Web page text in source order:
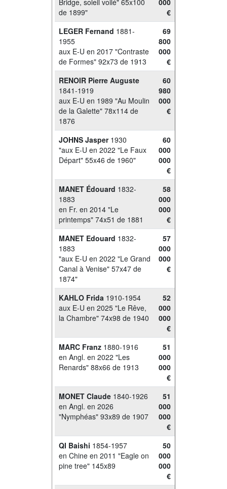
Bridge, soleil voilé" 65x100
de 1899"
000
€
LEGER Fernand 1881-
1955
aux E-U en 2017 "Contraste
de Formes" 92x73 de 1913
69
800
000
€
RENOIR Pierre Auguste
1841-1919
aux E-U en 1989 "Au Moulin
de la Galette" 78x114 de
1876
60
980
000
€
JOHNS Jasper 1930
"aux E-U en 2022 "Le Faux
Départ" 55x46 de 1960"
60
000
000
€
MANET Édouard 1832-
1883
en Fr. en 2014 "Le
printemps" 74x51 de 1881
58
000
000
€
MANET Edouard 1832-
1883
"aux E-U en 2022 "Le Grand
Canal à Venise" 57x47 de
1874"
57
000
000
€
KAHLO Frida 1910-1954
aux E-U en 2025 "Le Rêve,
la Chambre" 74x98 de 1940
52
000
000
€
MARC Franz 1880-1916
en Angl. en 2022 "Les
Renards" 88x66 de 1913
51
000
000
€
MONET Claude 1840-1926
en Angl. en 2026
"Nymphéas" 93x89 de 1907
51
000
000
€
QI Baishi 1854-1957
en Chine en 2011 "Eagle on
pine tree" 145x89
50
000
000
€